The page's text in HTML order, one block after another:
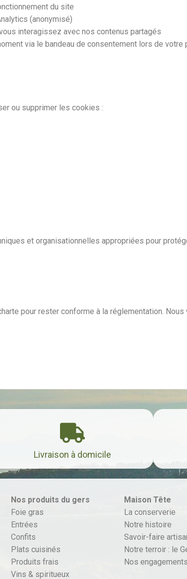
du site
(anonymisé)
interagissez avec nos contenus partagés
via le bandeau de consentement lors de
ou supprimer les cookies :
et organisationnelles appropriées pour
pour rester conforme à la réglementation.
Livraison à domicile
Nos produits du gers
Foie gras
Entrées
Confits
Plats cuisinés
Produits frais
Vins & spiritueux
Maison Tête
La conserverie
Notre histoire
Savoir-faire
Notre terroir : le
Nos engagements